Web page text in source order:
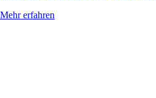
Mehr erfahren